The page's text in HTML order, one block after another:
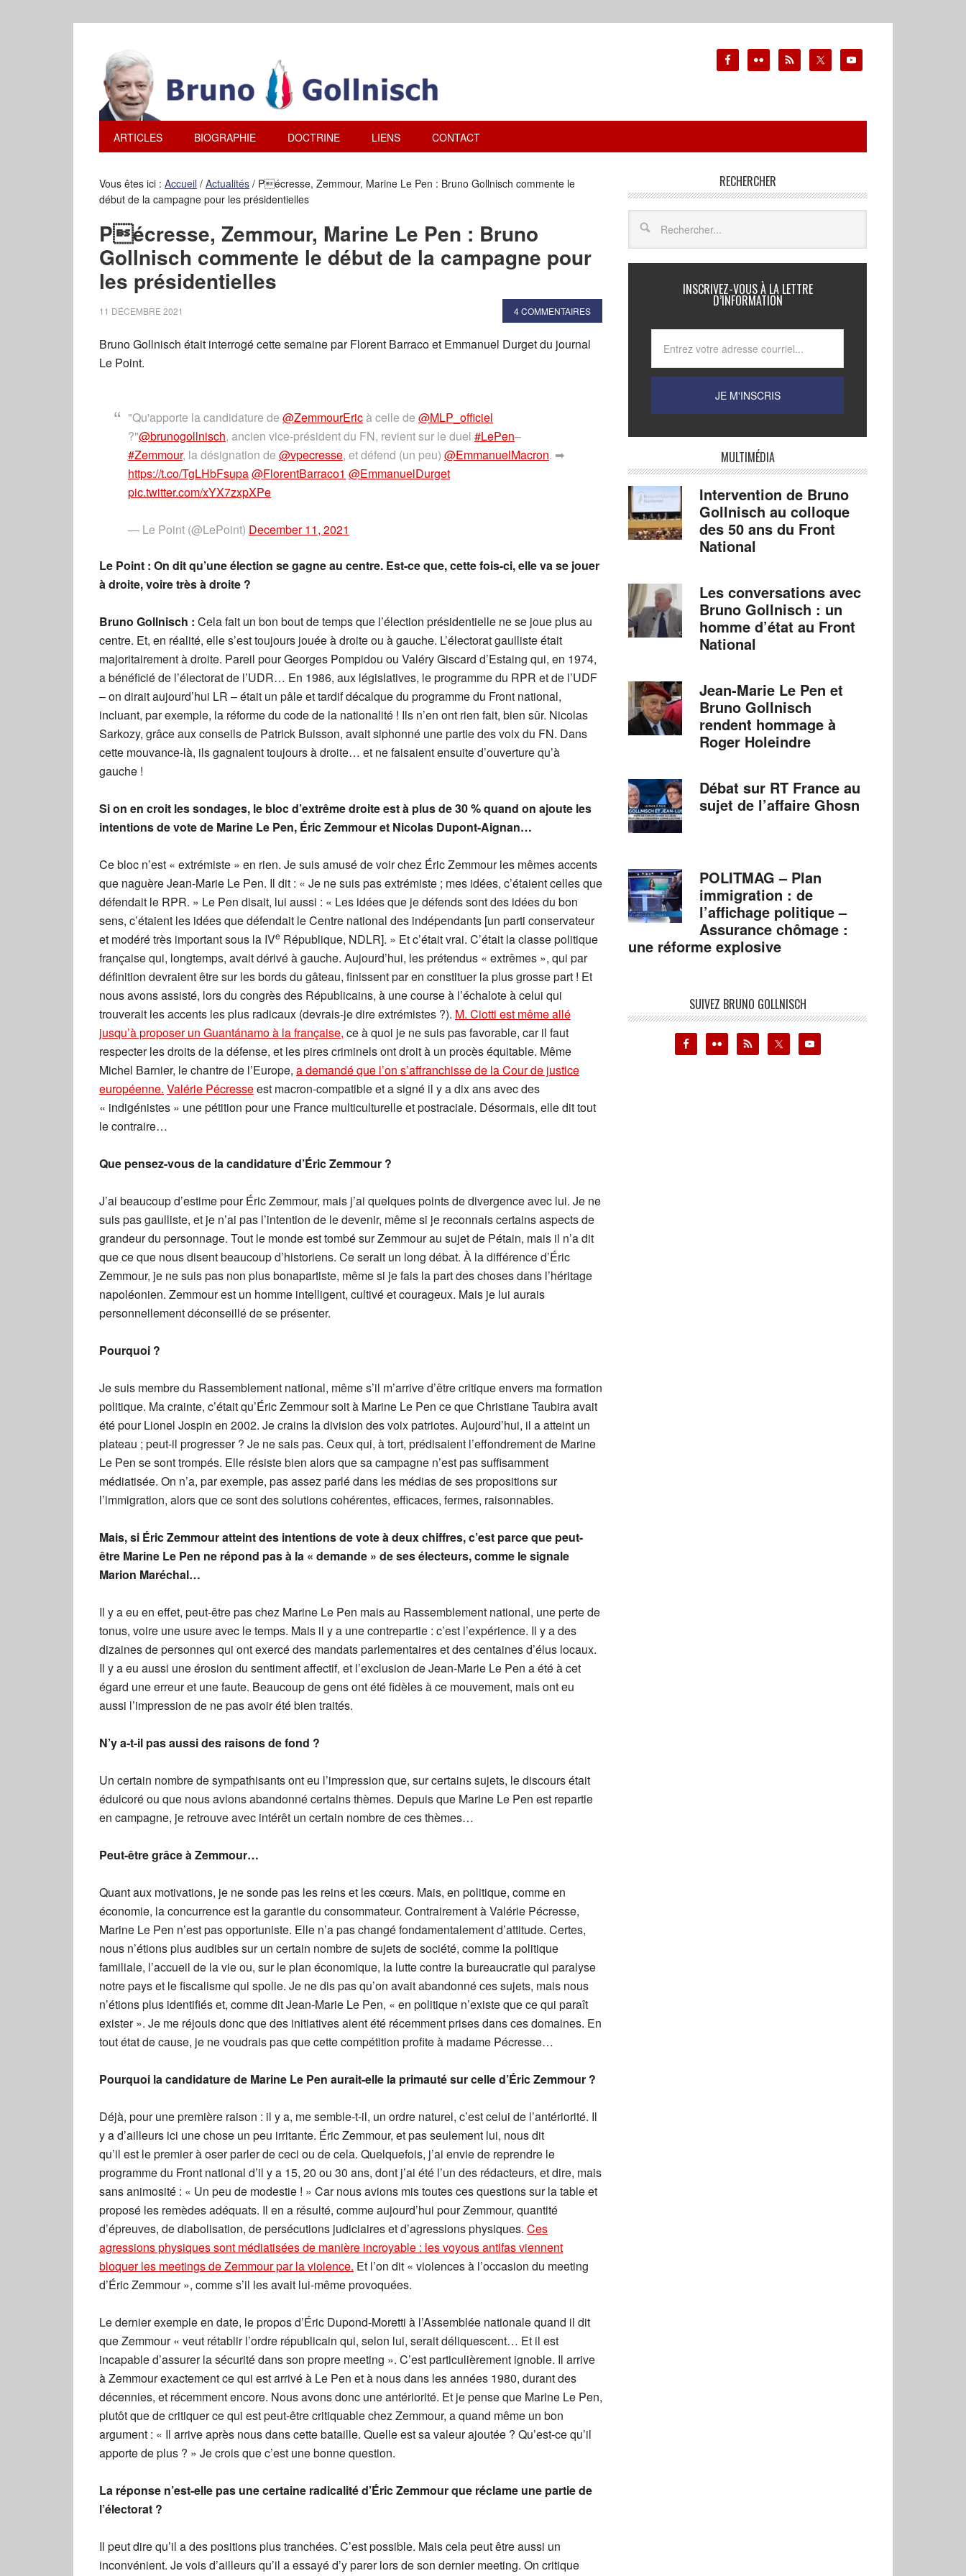
ARTICLES BIOGRAPHIE DOCTRINE LIENS CONTACT
Vous êtes ici : Accueil / Actualités / Pécresse, Zemmour, Marine Le Pen : Bruno Gollnisch commente le
début de la campagne pour les présidentielles
Pécresse, Zemmour, Marine Le Pen : Bruno
Gollnisch commente le début de la campagne pour
les présidentielles
11 DÉCEMBRE 2021 4 COMMENTAIRES
Bruno Gollnisch était interrogé cette semaine par Florent Barraco et Emmanuel Durget du journal
Le Point.
"Qu'apporte la candidature de @ZemmourEricà celle de @MLP_officiel
?"@brunogollnisch, ancien vice-président du FN, revient sur le duel #LePen–
#Zemmour, la désignation de @vpecresse, et défend (un peu) @EmmanuelMacron. ➡
https://t.co/TgLHbFsupa@FlorentBarraco1 @EmmanuelDurget
pic.twitter.com/xYX7zxpXPe
— Le Point (@LePoint) December 11, 2021
Le Point : On dit qu’une élection se gagne au centre. Est-ce que, cette fois-ci, elle va se jouer
à droite, voire très à droite ?
Bruno Gollnisch : Cela fait un bon bout de temps que l’élection présidentielle ne se joue plus au
centre. Et, en réalité, elle s’est toujours jouée à droite ou à gauche. L’électorat gaulliste était
majoritairement à droite. Pareil pour Georges Pompidou ou Valéry Giscard d’Estaing qui, en 1974,
a bénéficié de l’électorat de l’UDR… En 1986, aux législatives, le programme du RPR et de l’UDF
– on dirait aujourd’hui LR – était un pâle et tardif décalque du programme du Front national,
incluant, par exemple, la réforme du code de la nationalité ! Ils n’en ont rien fait, bien sûr. Nicolas
Sarkozy, grâce aux conseils de Patrick Buisson, avait siphonné une partie des voix du FN. Dans
cette mouvance-là, ils gagnaient toujours à droite… et ne faisaient ensuite d’ouverture qu’à
gauche !
Si on en croit les sondages, le bloc d’extrême droite est à plus de 30 % quand on ajoute les
intentions de vote de Marine Le Pen, Éric Zemmour et Nicolas Dupont-Aignan…
Ce bloc n’est « extrémiste » en rien. Je suis amusé de voir chez Éric Zemmour les mêmes accents
que naguère Jean-Marie Le Pen. Il dit : « Je ne suis pas extrémiste ; mes idées, c’étaient celles que
défendait le RPR. » Le Pen disait, lui aussi : « Les idées que je défends sont des idées du bon
sens, c’étaient les idées que défendait le Centre national des indépendants [un parti conservateur
et modéré très important sous la IVe République, NDLR]. » Et c’était vrai. C’était la classe politique
française qui, longtemps, avait dérivé à gauche. Aujourd’hui, les prétendus « extrêmes », qui par
définition devraient être sur les bords du gâteau, finissent par en constituer la plus grosse part ! Et
nous avons assisté, lors du congrès des Républicains, à une course à l’échalote à celui qui
trouverait les accents les plus radicaux (devrais-je dire extrémistes ?). M. Ciotti est même allé
jusqu’à proposer un Guantánamo à la française, ce à quoi je ne suis pas favorable, car il faut
respecter les droits de la défense, et les pires criminels ont droit à un procès équitable. Même
Michel Barnier, le chantre de l’Europe, a demandé que l’on s’affranchisse de la Cour de justice
européenne. Valérie Pécresseest macron-compatible et a signé il y a dix ans avec des
« indigénistes » une pétition pour une France multiculturelle et postraciale. Désormais, elle dit tout
le contraire…
Que pensez-vous de la candidature d’Éric Zemmour ?
J’ai beaucoup d’estime pour Éric Zemmour, mais j’ai quelques points de divergence avec lui. Je ne
suis pas gaulliste, et je n’ai pas l’intention de le devenir, même si je reconnais certains aspects de
grandeur du personnage. Tout le monde est tombé sur Zemmour au sujet de Pétain, mais il n’a dit
que ce que nous disent beaucoup d’historiens. Ce serait un long débat. À la différence d’Éric
Zemmour, je ne suis pas non plus bonapartiste, même si je fais la part des choses dans l’héritage
napoléonien. Zemmour est un homme intelligent, cultivé et courageux. Mais je lui aurais
personnellement déconseillé de se présenter.
Pourquoi ?
Je suis membre du Rassemblement national, même s’il m’arrive d’être critique envers ma formation
politique. Ma crainte, c’était qu’Éric Zemmour soit à Marine Le Pen ce que Christiane Taubira avait
été pour Lionel Jospin en 2002. Je crains la division des voix patriotes. Aujourd’hui, il a atteint un
plateau ; peut-il progresser ? Je ne sais pas. Ceux qui, à tort, prédisaient l’effondrement de Marine
Le Pen se sont trompés. Elle résiste bien alors que sa campagne n’est pas suffisamment
médiatisée. On n’a, par exemple, pas assez parlé dans les médias de ses propositions sur
l’immigration, alors que ce sont des solutions cohérentes, efficaces, fermes, raisonnables.
Mais, si Éric Zemmour atteint des intentions de vote à deux chiffres, c’est parce que peut-
être Marine Le Pen ne répond pas à la « demande » de ses électeurs, comme le signale
Marion Maréchal…
Il y a eu en effet, peut-être pas chez Marine Le Pen mais au Rassemblement national, une perte de
tonus, voire une usure avec le temps. Mais il y a une contrepartie : c’est l’expérience. Il y a des
dizaines de personnes qui ont exercé des mandats parlementaires et des centaines d’élus locaux.
Il y a eu aussi une érosion du sentiment affectif, et l’exclusion de Jean-Marie Le Pen a été à cet
égard une erreur et une faute. Beaucoup de gens ont été fidèles à ce mouvement, mais ont eu
aussi l’impression de ne pas avoir été bien traités.
N’y a-t-il pas aussi des raisons de fond ?
Un certain nombre de sympathisants ont eu l’impression que, sur certains sujets, le discours était
édulcoré ou que nous avions abandonné certains thèmes. Depuis que Marine Le Pen est repartie
en campagne, je retrouve avec intérêt un certain nombre de ces thèmes…
Peut-être grâce à Zemmour…
Quant aux motivations, je ne sonde pas les reins et les cœurs. Mais, en politique, comme en
économie, la concurrence est la garantie du consommateur. Contrairement à Valérie Pécresse,
Marine Le Pen n’est pas opportuniste. Elle n’a pas changé fondamentalement d’attitude. Certes,
nous n’étions plus audibles sur un certain nombre de sujets de société, comme la politique
familiale, l’accueil de la vie ou, sur le plan économique, la lutte contre la bureaucratie qui paralyse
notre pays et le fiscalisme qui spolie. Je ne dis pas qu’on avait abandonné ces sujets, mais nous
n’étions plus identifiés et, comme dit Jean-Marie Le Pen, « en politique n’existe que ce qui paraît
exister ». Je me réjouis donc que des initiatives aient été récemment prises dans ces domaines. En
tout état de cause, je ne voudrais pas que cette compétition profite à madame Pécresse…
Pourquoi la candidature de Marine Le Pen aurait-elle la primauté sur celle d’Éric Zemmour ?
Déjà, pour une première raison : il y a, me semble-t-il, un ordre naturel, c’est celui de l’antériorité. Il
y a d’ailleurs ici une chose un peu irritante. Éric Zemmour, et pas seulement lui, nous dit
qu’il est le premier à oser parler de ceci ou de cela. Quelquefois, j’ai envie de reprendre le
programme du Front national d’il y a 15, 20 ou 30 ans, dont j’ai été l’un des rédacteurs, et dire, mais
sans animosité : « Un peu de modestie ! » Car nous avions mis toutes ces questions sur la table et
proposé les remèdes adéquats. Il en a résulté, comme aujourd’hui pour Zemmour, quantité
d’épreuves, de diabolisation, de persécutions judiciaires et d’agressions physiques. Ces
agressions physiques sont médiatisées de manière incroyable : les voyous antifas viennent
bloquer les meetings de Zemmour par la violence. Et l’on dit « violences à l’occasion du meeting
d’Éric Zemmour », comme s’il les avait lui-même provoquées.
Le dernier exemple en date, le propos d’Éric Dupond-Moretti à l’Assemblée nationale quand il dit
que Zemmour « veut rétablir l’ordre républicain qui, selon lui, serait déliquescent… Et il est
incapable d’assurer la sécurité dans son propre meeting ». C’est particulièrement ignoble. Il arrive
à Zemmour exactement ce qui est arrivé à Le Pen et à nous dans les années 1980, durant des
décennies, et récemment encore. Nous avons donc une antériorité. Et je pense que Marine Le Pen,
plutôt que de critiquer ce qui est peut-être critiquable chez Zemmour, a quand même un bon
argument : « Il arrive après nous dans cette bataille. Quelle est sa valeur ajoutée ? Qu’est-ce qu’il
apporte de plus ? » Je crois que c’est une bonne question.
La réponse n’est-elle pas une certaine radicalité d’Éric Zemmour que réclame une partie de
l’électorat ?
Il peut dire qu’il a des positions plus tranchées. C’est possible. Mais cela peut être aussi un
inconvénient. Je vois d’ailleurs qu’il a essayé d’y parer lors de son dernier meeting. On critique
RECHERCHER
INSCRIVEZ-VOUS À LA LETTRE
D’INFORMATION
MULTIMÉDIA
Intervention de Bruno
Gollnisch au colloque
des 50 ans du Front
National
Les conversations avec
Bruno Gollnisch : un
homme d’état au Front
National
Jean-Marie Le Pen et
Bruno Gollnisch
rendent hommage à
Roger Holeindre
Débat sur RT France au
sujet de l’affaire Ghosn
POLITMAG – Plan
immigration : de
l’affichage politique –
Assurance chômage :
une réforme explosive
SUIVEZ BRUNO GOLLNISCH